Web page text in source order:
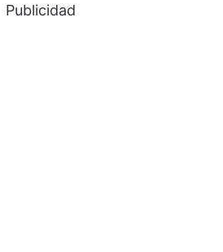
Publicidad